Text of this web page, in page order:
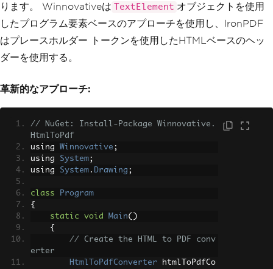
ります。 Winnovativeは
TextElement オブジェクトを使用
したプログラム要素ベースのアプローチを使用し、IronPDF
はプレースホルダー トークンを使用したHTMLベースのヘッ
ダーを使用する。
革新的なアプローチ:
// NuGet: Install-Package Winnovative.
HtmlToPdf
using Winnovative ;
using System;
using System . Drawing ;
class
Program
{
static
void Main()
{
// Create the HTML to PDF conv
erter
HtmlToPdfConverter htmlToPdfCo